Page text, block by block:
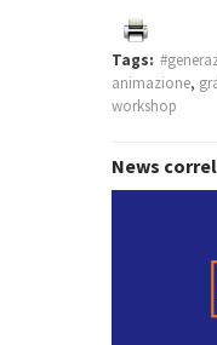
Tags:
animazione,
workshop
News